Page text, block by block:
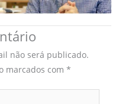
não será publicado.
marcados com *